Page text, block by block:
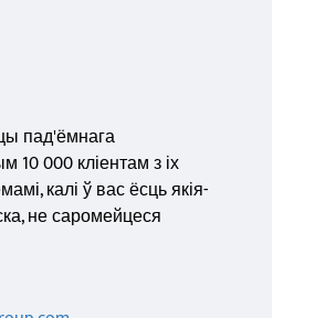
пад'ёмнага
000 кліентам з іх
калі ў вас ёсць якія-
не саромейцеся